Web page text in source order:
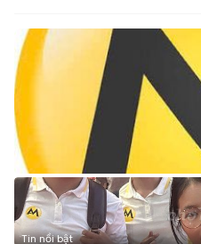
Tin nổi bật